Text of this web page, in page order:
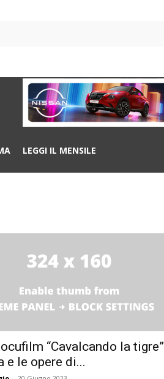
LEGGI IL MENSILE
“Cavalcando la tigre”
e le opere di...